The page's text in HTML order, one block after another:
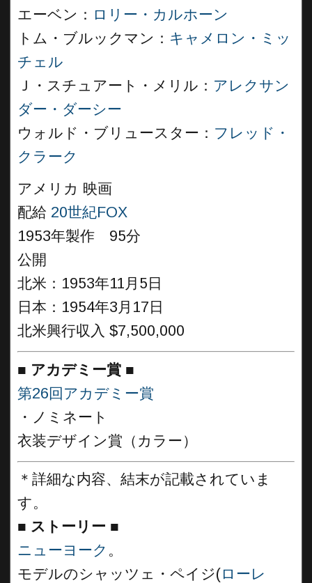
エーベン： ロリー・カルホーン
トム・ブルックマン： キャメロン・ミッ
チェル
Ｊ・スチュアート・メリル： アレクサン
ダー・ダーシー
ウォルド・ブリュースター： フレッド・
クラーク
アメリカ 映画
配給 20世紀FOX
1953年製作 95分
公開
北米：1953年11月5日
日本：1954年3月17日
北米興行収入 $7,500,000
■ アカデミー賞 ■
第26回アカデミー賞
・ノミネート
衣装デザイン賞（カラー）
＊詳細な内容、結末が記載されていま
す。
■ ストーリー ■
ニューヨーク 。
モデルのシャッツェ・ペイジ(ローレ